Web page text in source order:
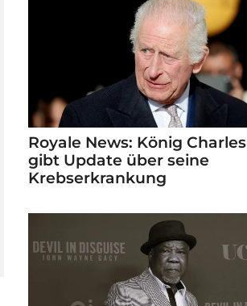
Royale News: König Charles
gibt Update über seine
Krebserkrankung